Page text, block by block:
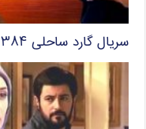
سریال گارد ساحلی ۱۳۸۴